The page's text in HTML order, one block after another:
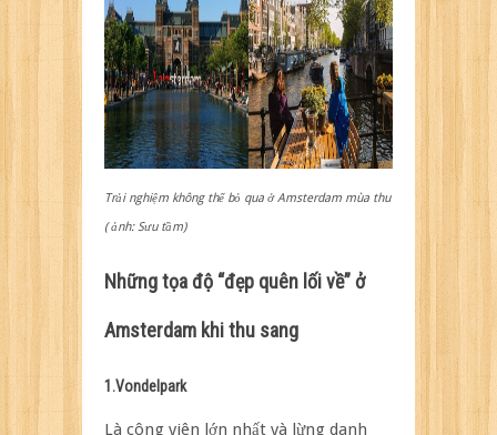
Trải nghiệm không thể bỏ qua ở Amsterdam mùa thu
( ảnh: Sưu tầm)
Những tọa độ “đẹp quên lối về” ở
Amsterdam khi thu sang
1.Vondelpark
Là công viên lớn nhất và lừng danh